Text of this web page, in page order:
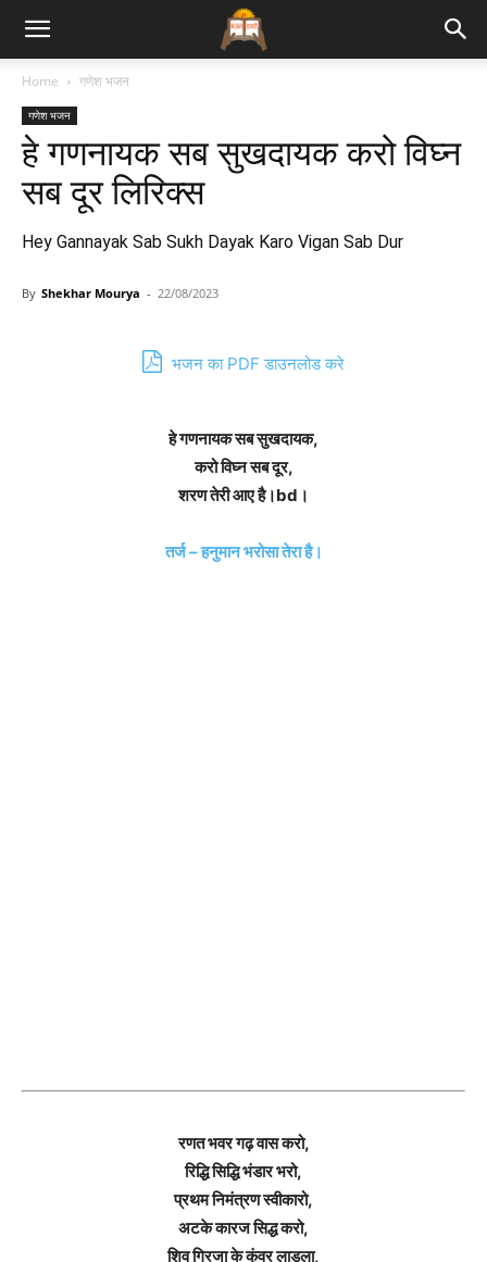
Bhajan
Lyrics
Home गणेश भजन
गणेश भजन
हे गणनायक सब सुखदायक करो विघ्न
सब दूर लिरिक्स
Hey Gannayak Sab Sukh Dayak Karo Vigan Sab Dur
By Shekhar Mourya - 22/08/2023
भजन का PDF डाउनलोड करे
हे गणनायक सब सुखदायक,
करो विघ्न सब दूर,
शरण तेरी आए है।bd।
तर्ज – हनुमान भरोसा तेरा है।
रणत भवर गढ़ वास करो,
रिद्धि सिद्धि भंडार भरो,
प्रथम निमंत्रण स्वीकारो,
अटके कारज सिद्ध करो,
शिव गिरजा के कुंवर लाड़ला,